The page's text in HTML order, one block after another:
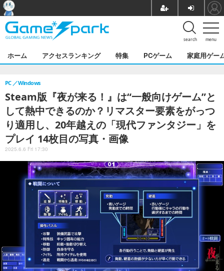
menu
search
ホーム アクセスランキング 特集 PCゲーム 家庭用ゲー
Steam版『夜が来る！』は“一般向けゲーム”と
して熱中できるのか？リマスター要素をがっつ
り適用し、20年越えの「現代ファンタジー」を
プレイ 14枚目の写真・画像
PC Windows
2025.6.6 Fri 17:30